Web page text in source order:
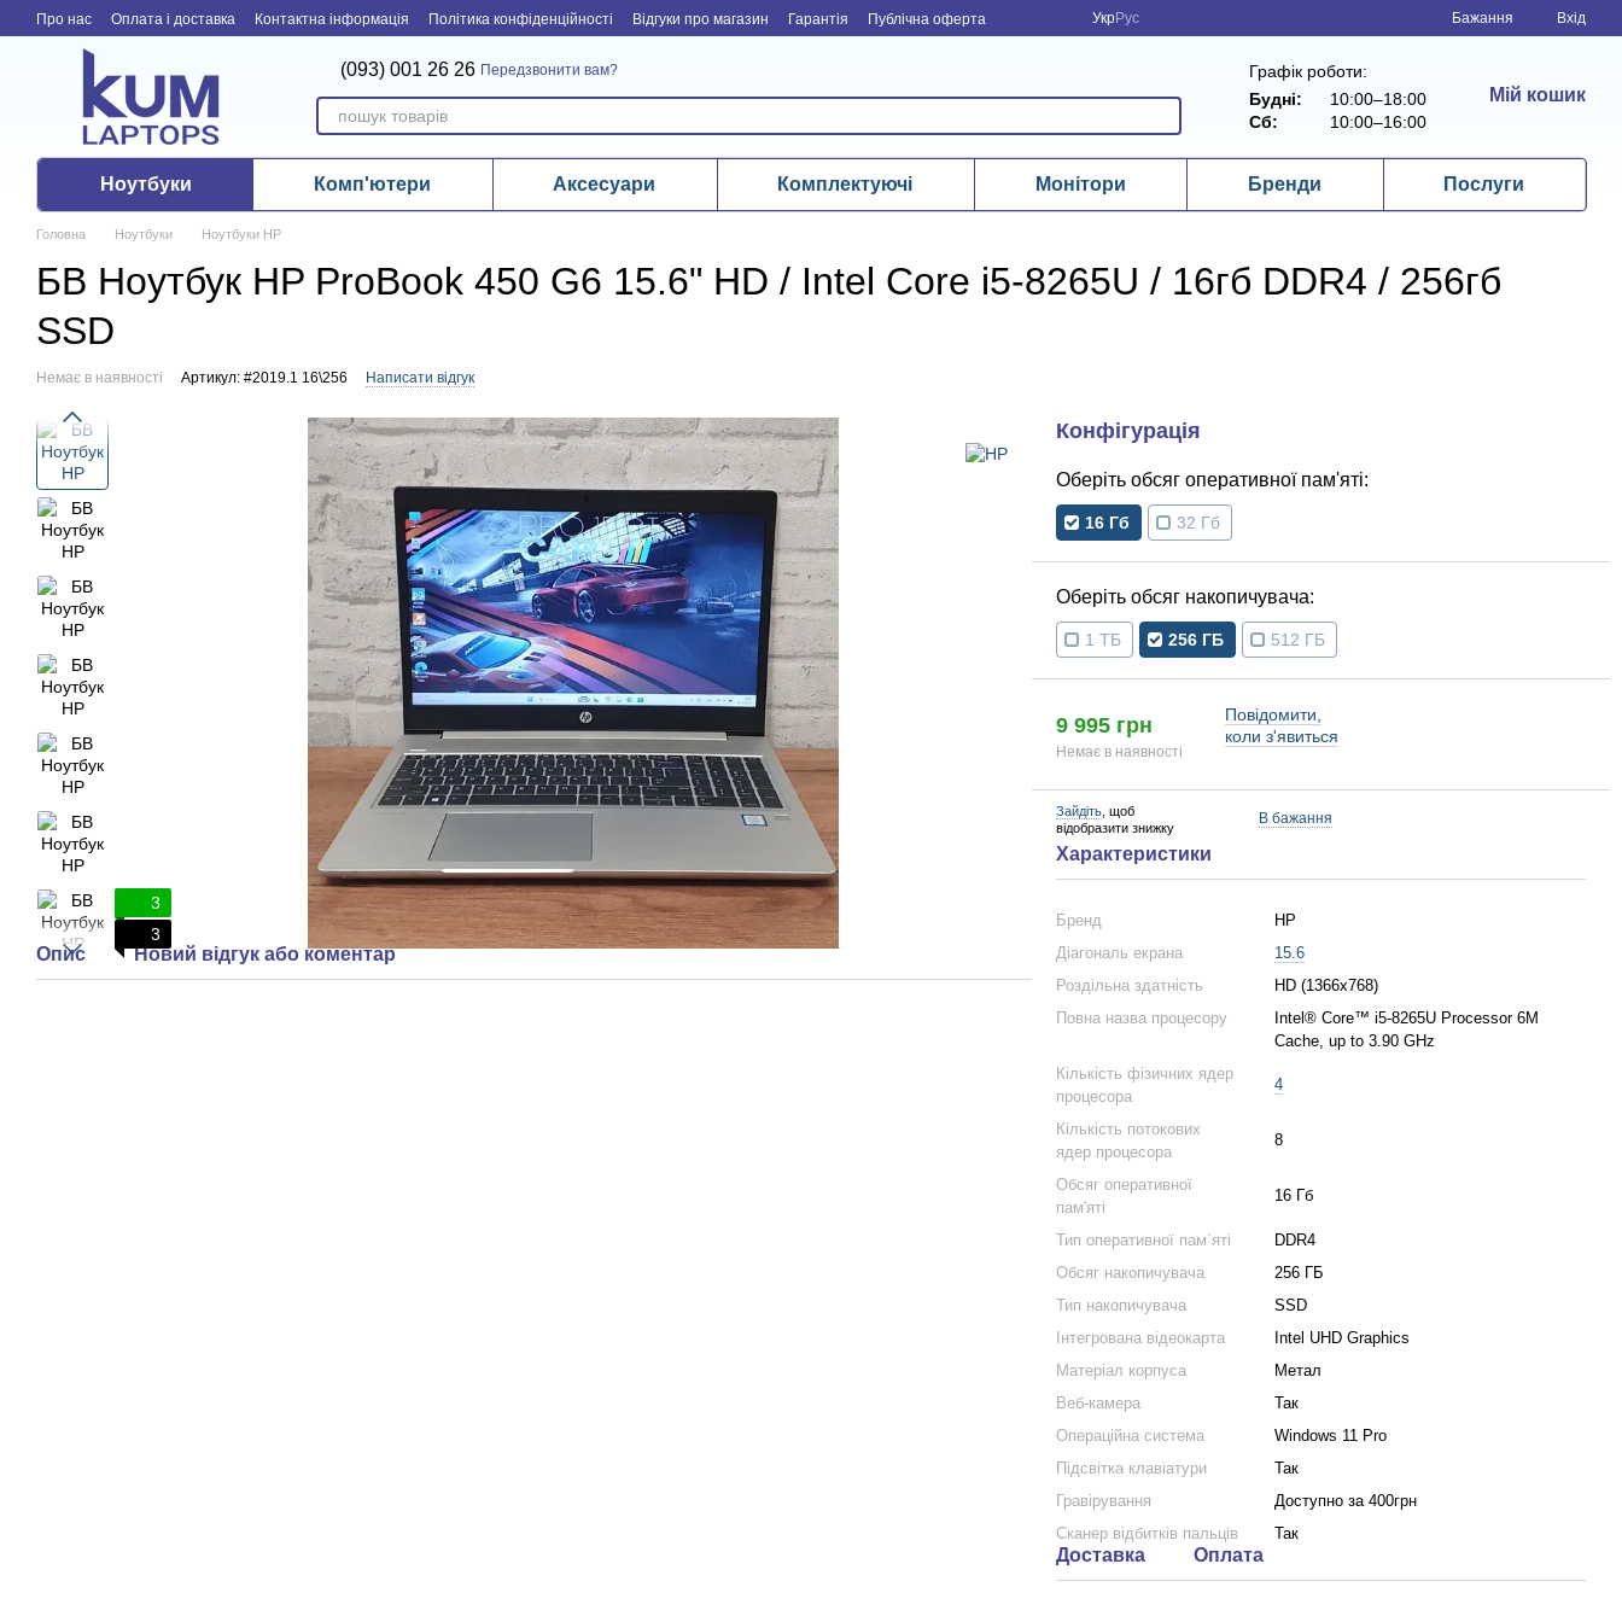
Перейти до основного контенту
Про нас Оплата і доставка Контактна інформація Політика конфіденційності Відгуки про магазин Гарантія Публічна оферта УкрРус Бажання Вхід
(093) 001 26 26 Передзвонити вам?
Графік роботи:
Будні:
10:00–18:00
Сб:
10:00–16:00
Мій кошик
Ноутбуки Комп'ютери Аксесуари Комплектуючі Монітори Бренди Послуги
Головна Ноутбуки Ноутбуки HP
БВ Ноутбук HP ProBook 450 G6 15.6" HD / Intel Core i5-8265U / 16гб DDR4 / 256гб
SSD
Немає в наявності Артикул: #2019.1 16\256 Написати відгук
3
3
Опис Новий відгук або коментар
обсяг оперативної пам'яті
16 Гб 32 Гб
обсяг накопичувача
1 ТБ 256 ГБ 512 ГБ
9 995 грн
Немає в наявності
Повідомити,
коли з'явиться
Зайдіть, щоб
відобразити знижку
В бажання
Характеристики
Бренд
HP
Діагональ екрана
15.6
Роздільна здатність
HD (1366x768)
Повна назва процесору
Intel® Core™ i5-8265U Processor 6M
Cache, up to 3.90 GHz
Кількість фізичних ядер
процесора
4
Кількість потокових
ядер процесора
8
Обсяг оперативної
пам'яті
16 Гб
Тип оперативної пам`яті
DDR4
Обсяг накопичувача
256 ГБ
Тип накопичувача
SSD
Інтегрована відеокарта
Intel UHD Graphics
Матеріал корпуса
Метал
Веб-камера
Так
Операційна система
Windows 11 Pro
Підсвітка клавіатури
Так
Гравірування
Доступно за 400грн
Сканер відбитків пальців
Так
Доставка Оплата